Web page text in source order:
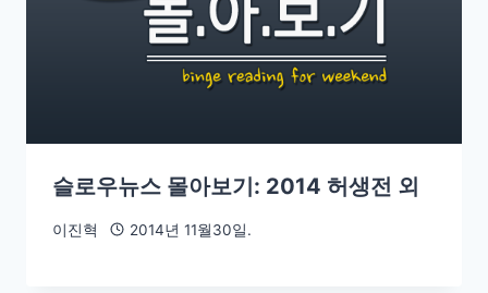
슬로우뉴스 몰아보기: 2014 허생전 외
이진혁 2014년 11월30일.